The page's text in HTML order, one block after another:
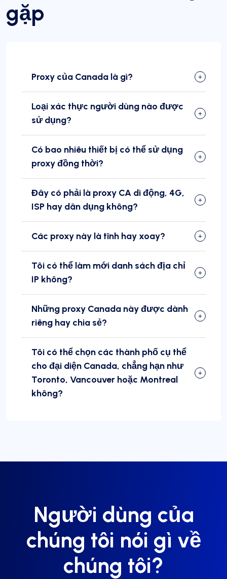
gặp
Proxy của Canada là gì?
Loại xác thực người dùng nào được
sử dụng?
Có bao nhiêu thiết bị có thể sử dụng
proxy đồng thời?
Đây có phải là proxy CA di động, 4G,
ISP hay dân dụng không?
Các proxy này là tĩnh hay xoay?
Tôi có thể làm mới danh sách địa chỉ
IP không?
Những proxy Canada này được dành
riêng hay chia sẻ?
Tôi có thể chọn các thành phố cụ thể
cho đại diện Canada, chẳng hạn như
Toronto, Vancouver hoặc Montreal
không?
Người dùng của
chúng tôi nói gì về
chúng tôi?